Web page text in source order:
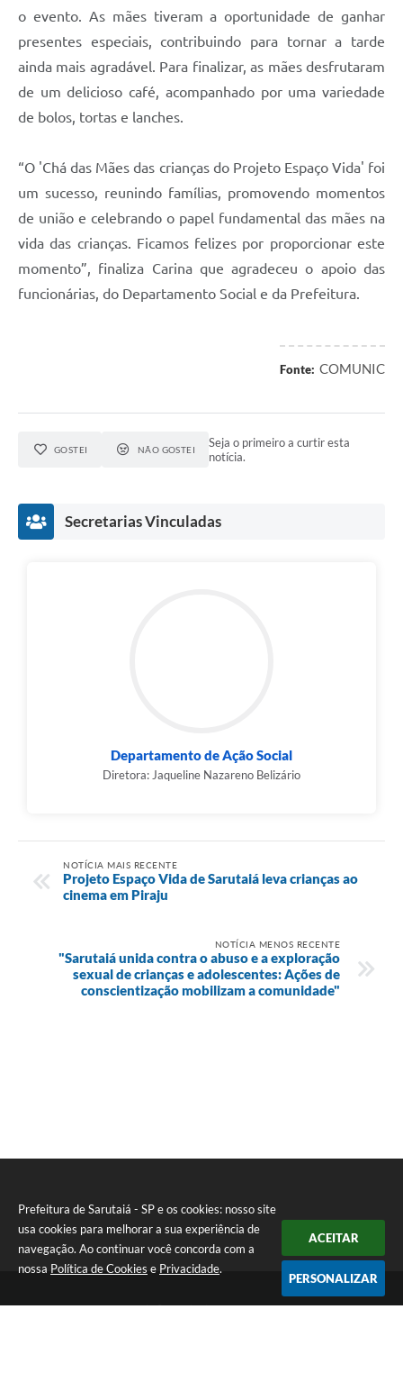
Prefeitura de Sarutaiá - SP e os cookies: nosso site
usa cookies para melhorar a sua experiência de
navegação. Ao continuar você concorda com a
nossa Política de Cookies e Privacidade.
ACEITAR
PERSONALIZAR
o evento. As mães tiveram a oportunidade de ganhar
presentes especiais, contribuindo para tornar a tarde
ainda mais agradável. Para finalizar, as mães desfrutaram
de um delicioso café, acompanhado por uma variedade
de bolos, tortas e lanches.
“O 'Chá das Mães das crianças do Projeto Espaço Vida' foi
um sucesso, reunindo famílias, promovendo momentos
de união e celebrando o papel fundamental das mães na
vida das crianças. Ficamos felizes por proporcionar este
momento”, finaliza Carina que agradeceu o apoio das
funcionárias, do Departamento Social e da Prefeitura.
Fonte: COMUNIC
GOSTEI NÃO GOSTEI
Seja o primeiro a curtir esta
notícia.
Secretarias Vinculadas
Departamento de Ação Social
Diretora: Jaqueline Nazareno Belizário
NOTÍCIA MAIS RECENTE
Projeto Espaço Vida de Sarutaiá leva crianças ao
cinema em Piraju
NOTÍCIA MENOS RECENTE
"Sarutaiá unida contra o abuso e a exploração
sexual de crianças e adolescentes: Ações de
conscientização mobilizam a comunidade"
Telefone: (14) 33871900